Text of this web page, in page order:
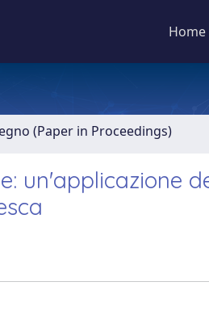
Home
(Paper in Proceedings)
un'applicazione